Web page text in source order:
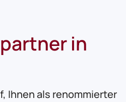
in
Ihnen als renommierter